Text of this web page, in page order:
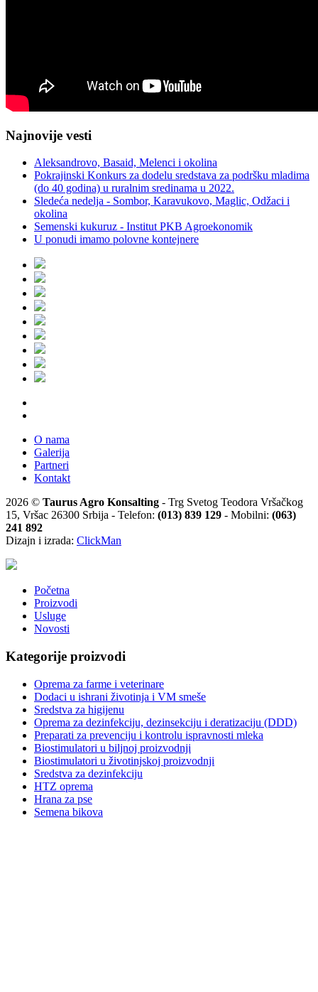
Najnovije vesti
Aleksandrovo, Basaid, Melenci i okolina
Pokrajinski Konkurs za dodelu sredstava za podršku mladima
(do 40 godina) u ruralnim sredinama u 2022.
Sledeća nedelja - Sombor, Karavukovo, Maglic, Odžaci i
okolina
Semenski kukuruz - Institut PKB Agroekonomik
U ponudi imamo polovne kontejnere
O nama
Galerija
Partneri
Kontakt
2026 © Taurus Agro Konsalting - Trg Svetog Teodora Vršačkog
15, Vršac 26300 Srbija - Telefon: (013) 839 129 - Mobilni: (063)
241 892
Dizajn i izrada: ClickMan
Početna
Proizvodi
Usluge
Novosti
Kategorije proizvodi
Oprema za farme i veterinare
Dodaci u ishrani životinja i VM smeše
Sredstva za higijenu
Oprema za dezinfekciju, dezinsekciju i deratizaciju (DDD)
Preparati za prevenciju i kontrolu ispravnosti mleka
Biostimulatori u biljnoj proizvodnji
Biostimulatori u životinjskoj proizvodnji
Sredstva za dezinfekciju
HTZ oprema
Hrana za pse
Semena bikova